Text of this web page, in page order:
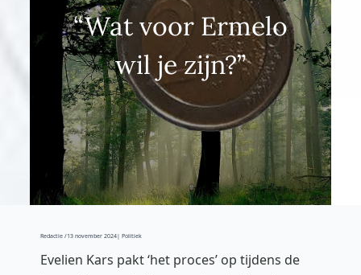
“Wat voor Ermelo
wil je zijn?”
Redactie /13 november 2024| Politiek
Evelien Kars pakt ‘het proces’ op tijdens de